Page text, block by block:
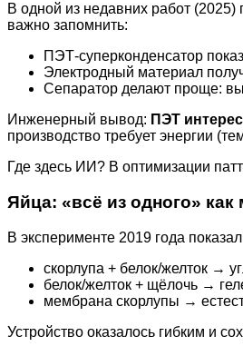
В одной из недавних работ (2025)
важно запомнить:
ПЭТ-суперконденсатор
Электродный материал
Сепаратор делают проще:
Инженерный вывод: ПЭТ
производство требует энергии
Где здесь ИИ? В оптимизации
Яйца: «всё из одного» как
В эксперименте 2019 года
скорлупа + белок/желток →
белок/желток + щёлочь →
мембрана скорлупы →
Устройство оказалось гибким и